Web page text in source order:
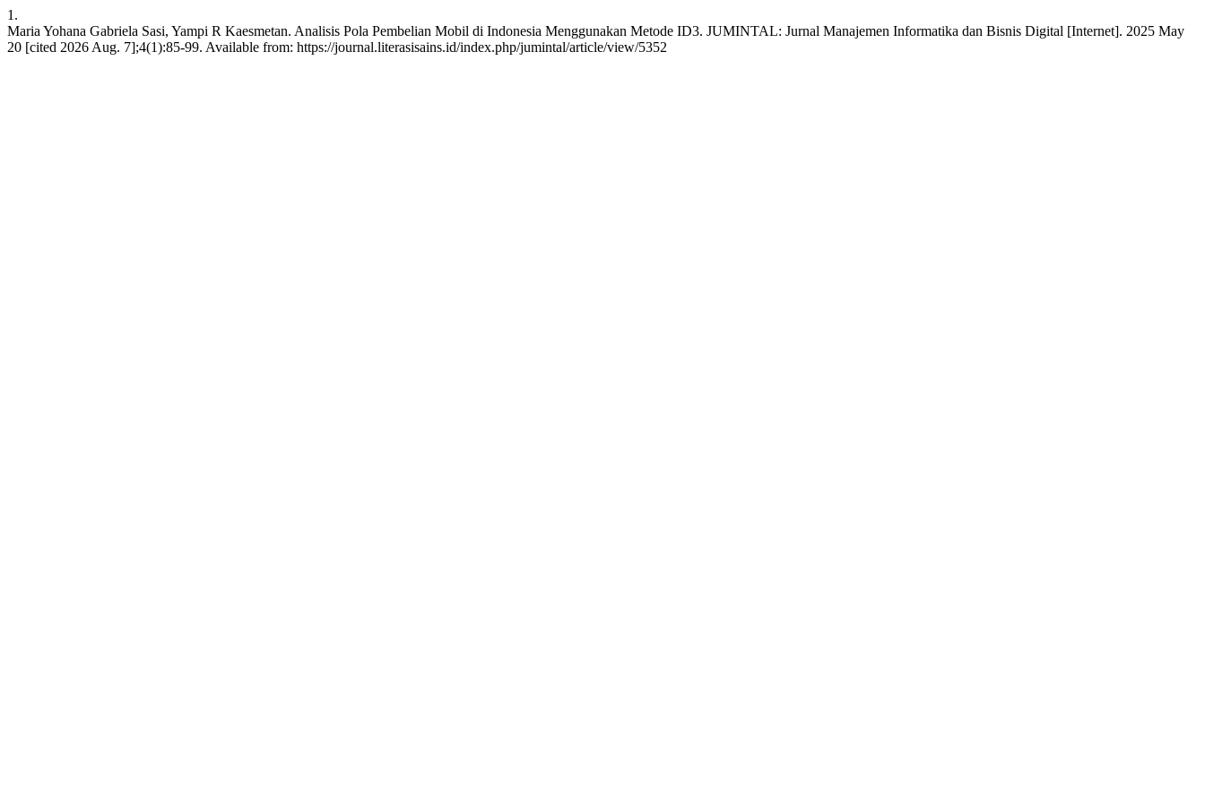
1.
Maria Yohana Gabriela Sasi, Yampi R Kaesmetan. Analisis Pola Pembelian Mobil di Indonesia Menggunakan Metode ID3. JUMINTAL: Jurnal Manajemen Informatika dan Bisnis Digital [Internet]. 2025 May
20 [cited 2026 Aug. 7];4(1):85-99. Available from: https://journal.literasisains.id/index.php/jumintal/article/view/5352